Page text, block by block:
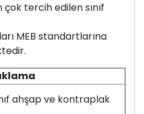
tercih edilen sınıf
MEB standartlarına
ahşap ve kontraplak